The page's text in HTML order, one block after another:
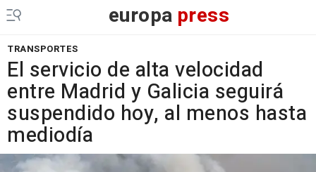
europa press
TRANSPORTES
El servicio de alta velocidad
entre Madrid y Galicia seguirá
suspendido hoy, al menos hasta
mediodía